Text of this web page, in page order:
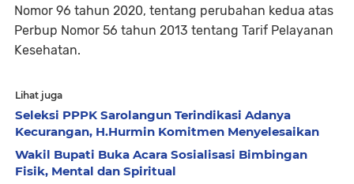
Nomor 96 tahun 2020, tentang perubahan kedua atas
Perbup Nomor 56 tahun 2013 tentang Tarif Pelayanan
Kesehatan.
Lihat juga
Seleksi PPPK Sarolangun Terindikasi Adanya
Kecurangan, H.Hurmin Komitmen Menyelesaikan
Wakil Bupati Buka Acara Sosialisasi Bimbingan
Fisik, Mental dan Spiritual